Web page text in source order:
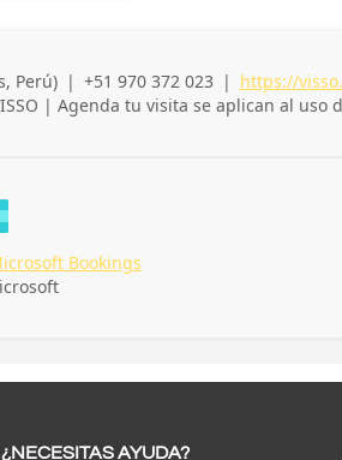
¿NECESITAS AYUDA?